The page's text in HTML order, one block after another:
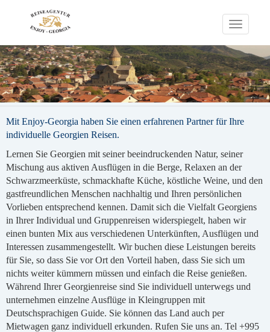
Toggle
Mit Enjoy-Georgia haben Sie einen erfahrenen Partner für Ihre
individuelle Georgien Reisen.
Lernen Sie Georgien mit seiner beeindruckenden Natur, seiner
Mischung aus aktiven Ausflügen in die Berge, Relaxen an der
Schwarzmeerküste, schmackhafte Küche, köstliche Weine, und den
gastfreundlichen Menschen nachhaltig und Ihren persönlichen
Vorlieben entsprechend kennen. Damit sich die Vielfalt Georgiens
in Ihrer Individual und Gruppenreisen widerspiegelt, haben wir
einen bunten Mix aus verschiedenen Unterkünften, Ausflügen und
Interessen zusammengestellt. Wir buchen diese Leistungen bereits
für Sie, so dass Sie vor Ort den Vorteil haben, dass Sie sich um
nichts weiter kümmern müssen und einfach die Reise genießen.
Während Ihrer Georgienreise sind Sie individuell unterwegs und
unternehmen einzelne Ausflüge in Kleingruppen mit
Deutschsprachigen Guide. Sie können das Land auch per
Mietwagen ganz individuell erkunden. Rufen Sie uns an. Tel +995